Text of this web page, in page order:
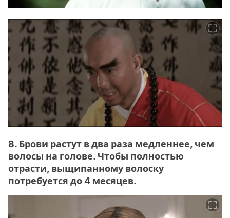
8. Брови растут в два раза медленнее, чем
волосы на голове. Чтобы полностью
отрасти, выщипанному волоску
потребуется до 4 месяцев.